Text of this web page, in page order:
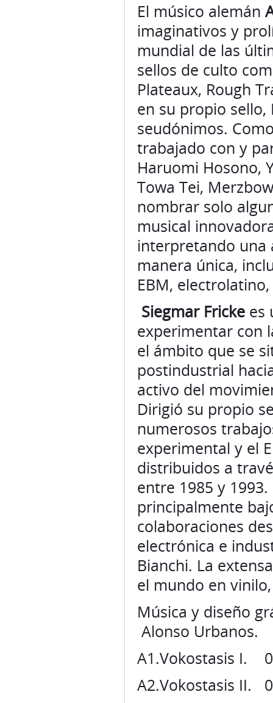
El músico alemán
imaginativos y
mundial de las
sellos de culto
Plateaux, Rough
en su propio
seudónimos.
trabajado con y
Haruomi Hosono,
Towa Tei,
nombrar solo
musical
interpretando una
manera única,
EBM,
Siegmar Fricke es
experimentar con
el ámbito que se
postindustrial
activo del
Dirigió su propio
numerosos
experimental y el
distribuidos a
entre 1985 y
principalmente
colaboraciones
electrónica e
Bianchi. La
el mundo en
Música y diseño
Alonso Urbanos.
A1.Vokostasis I.
A2.Vokostasis II.